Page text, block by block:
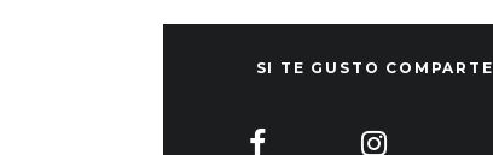
SI TE GUSTO COMPARTE